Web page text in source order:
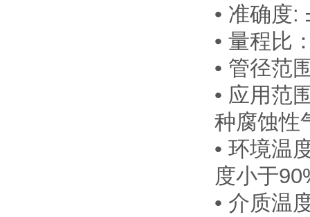
• 准确度:
• 量程比
• 管径范
• 应用范
种腐蚀性
• 环境温
度小于
• 介质温